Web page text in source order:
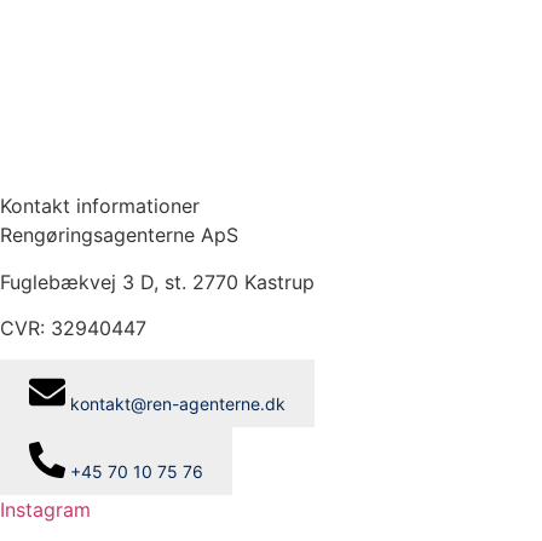
Kontakt informationer
Rengøringsagenterne ApS
Fuglebækvej 3 D, st. 2770 Kastrup
CVR: 32940447
kontakt@ren-agenterne.dk
+45 70 10 75 76
Instagram